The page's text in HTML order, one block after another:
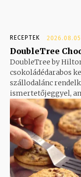
RECEPTEK
DoubleTree
DoubleTree by
csokoládédarabos
szállodalánc
ismertetőjeggyel,